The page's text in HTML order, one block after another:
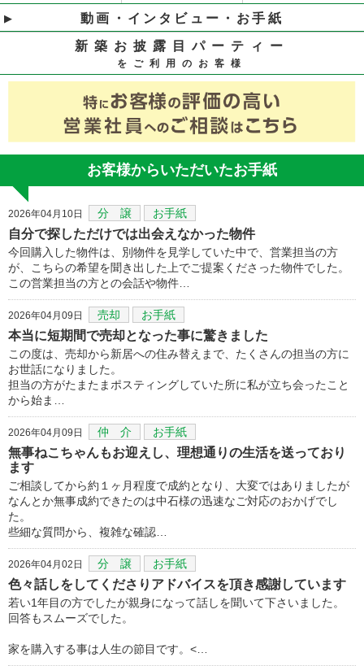
動画・インタビュー・お手紙
新築お披露目パーティー
をご利用のお客様
お客様からいただいたお手紙
2026年04月10日 分 譲 お手紙
自分で探しただけでは出会えなかった物件
今回購入した物件は、別物件を見学していた中で、営業担当の方
が、こちらの希望を聞き出した上でご提案くださった物件でした。
この営業担当の方との会話や物件…
2026年04月09日 売却 お手紙
本当に短期間で売却となった事に驚きました
この度は、売却から新居への住み替えまで、たくさんの担当の方に
お世話になりました。
担当の方がたまたまポスティングしていた所に私が立ち会ったこと
から始ま…
2026年04月09日 仲 介 お手紙
無事ねこちゃんもお迎えし、理想通りの生活を送っており
ます
ご相談してから約１ヶ月程度で成約となり、大変ではありましたが
なんとか無事成約できたのは中石様の迅速なご対応のおかげでし
た。
些細な質問から、複雑な確認…
2026年04月02日 分 譲 お手紙
色々話しをしてくださりアドバイスを頂き感謝しています
若い1年目の方でしたが親身になって話しを聞いて下さいました。
回答もスムーズでした。
家を購入する事は人生の節目です。<…